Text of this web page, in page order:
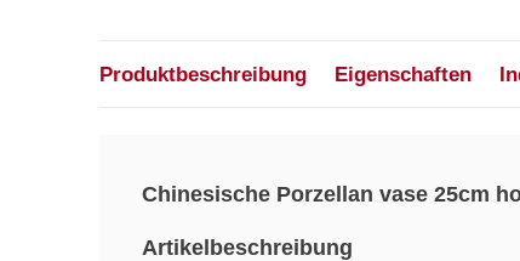
Produktbeschreibung Eigenschaften
Chinesische Porzellan vase 25cm
Artikelbeschreibung